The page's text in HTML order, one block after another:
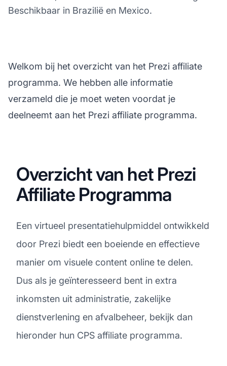
Beschikbaar in Brazilië en Mexico.
Welkom bij het overzicht van het Prezi affiliate
programma. We hebben alle informatie
verzameld die je moet weten voordat je
deelneemt aan het Prezi affiliate programma.
Overzicht van het Prezi
Affiliate Programma
Een virtueel presentatiehulpmiddel ontwikkeld
door Prezi biedt een boeiende en effectieve
manier om visuele content online te delen.
Dus als je geïnteresseerd bent in extra
inkomsten uit administratie, zakelijke
dienstverlening en afvalbeheer, bekijk dan
hieronder hun CPS affiliate programma.